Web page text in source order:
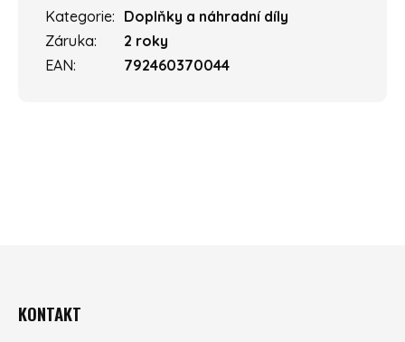
Kategorie: Doplňky a náhradní díly
Záruka:
2 roky
EAN: 792460370044
KONTAKT